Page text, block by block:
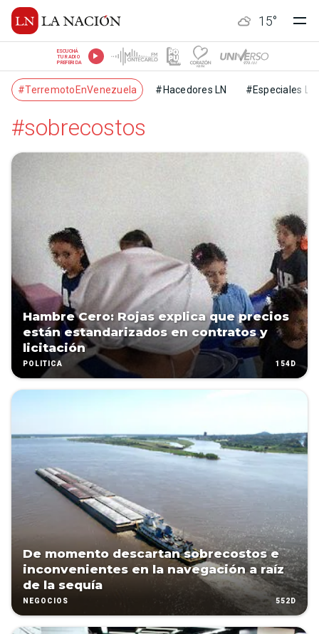
15°
ESCUCHÁ
TU RADIO
PREFERIDA
#TerremotoEnVenezuela #Hacedores LN #Especiales LN
#sobrecostos
Hambre Cero: Rojas explica que precios
están estandarizados en contratos y
licitación
POLÍTICA 154D
De momento descartan sobrecostos e
inconvenientes en la navegación a raíz
de la sequía
NEGOCIOS 552D